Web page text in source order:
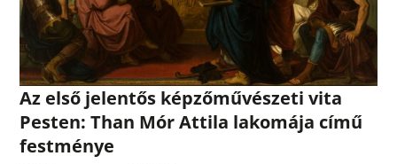
Az első jelentős képzőművészeti vita
Pesten: Than Mór Attila lakomája című
festménye